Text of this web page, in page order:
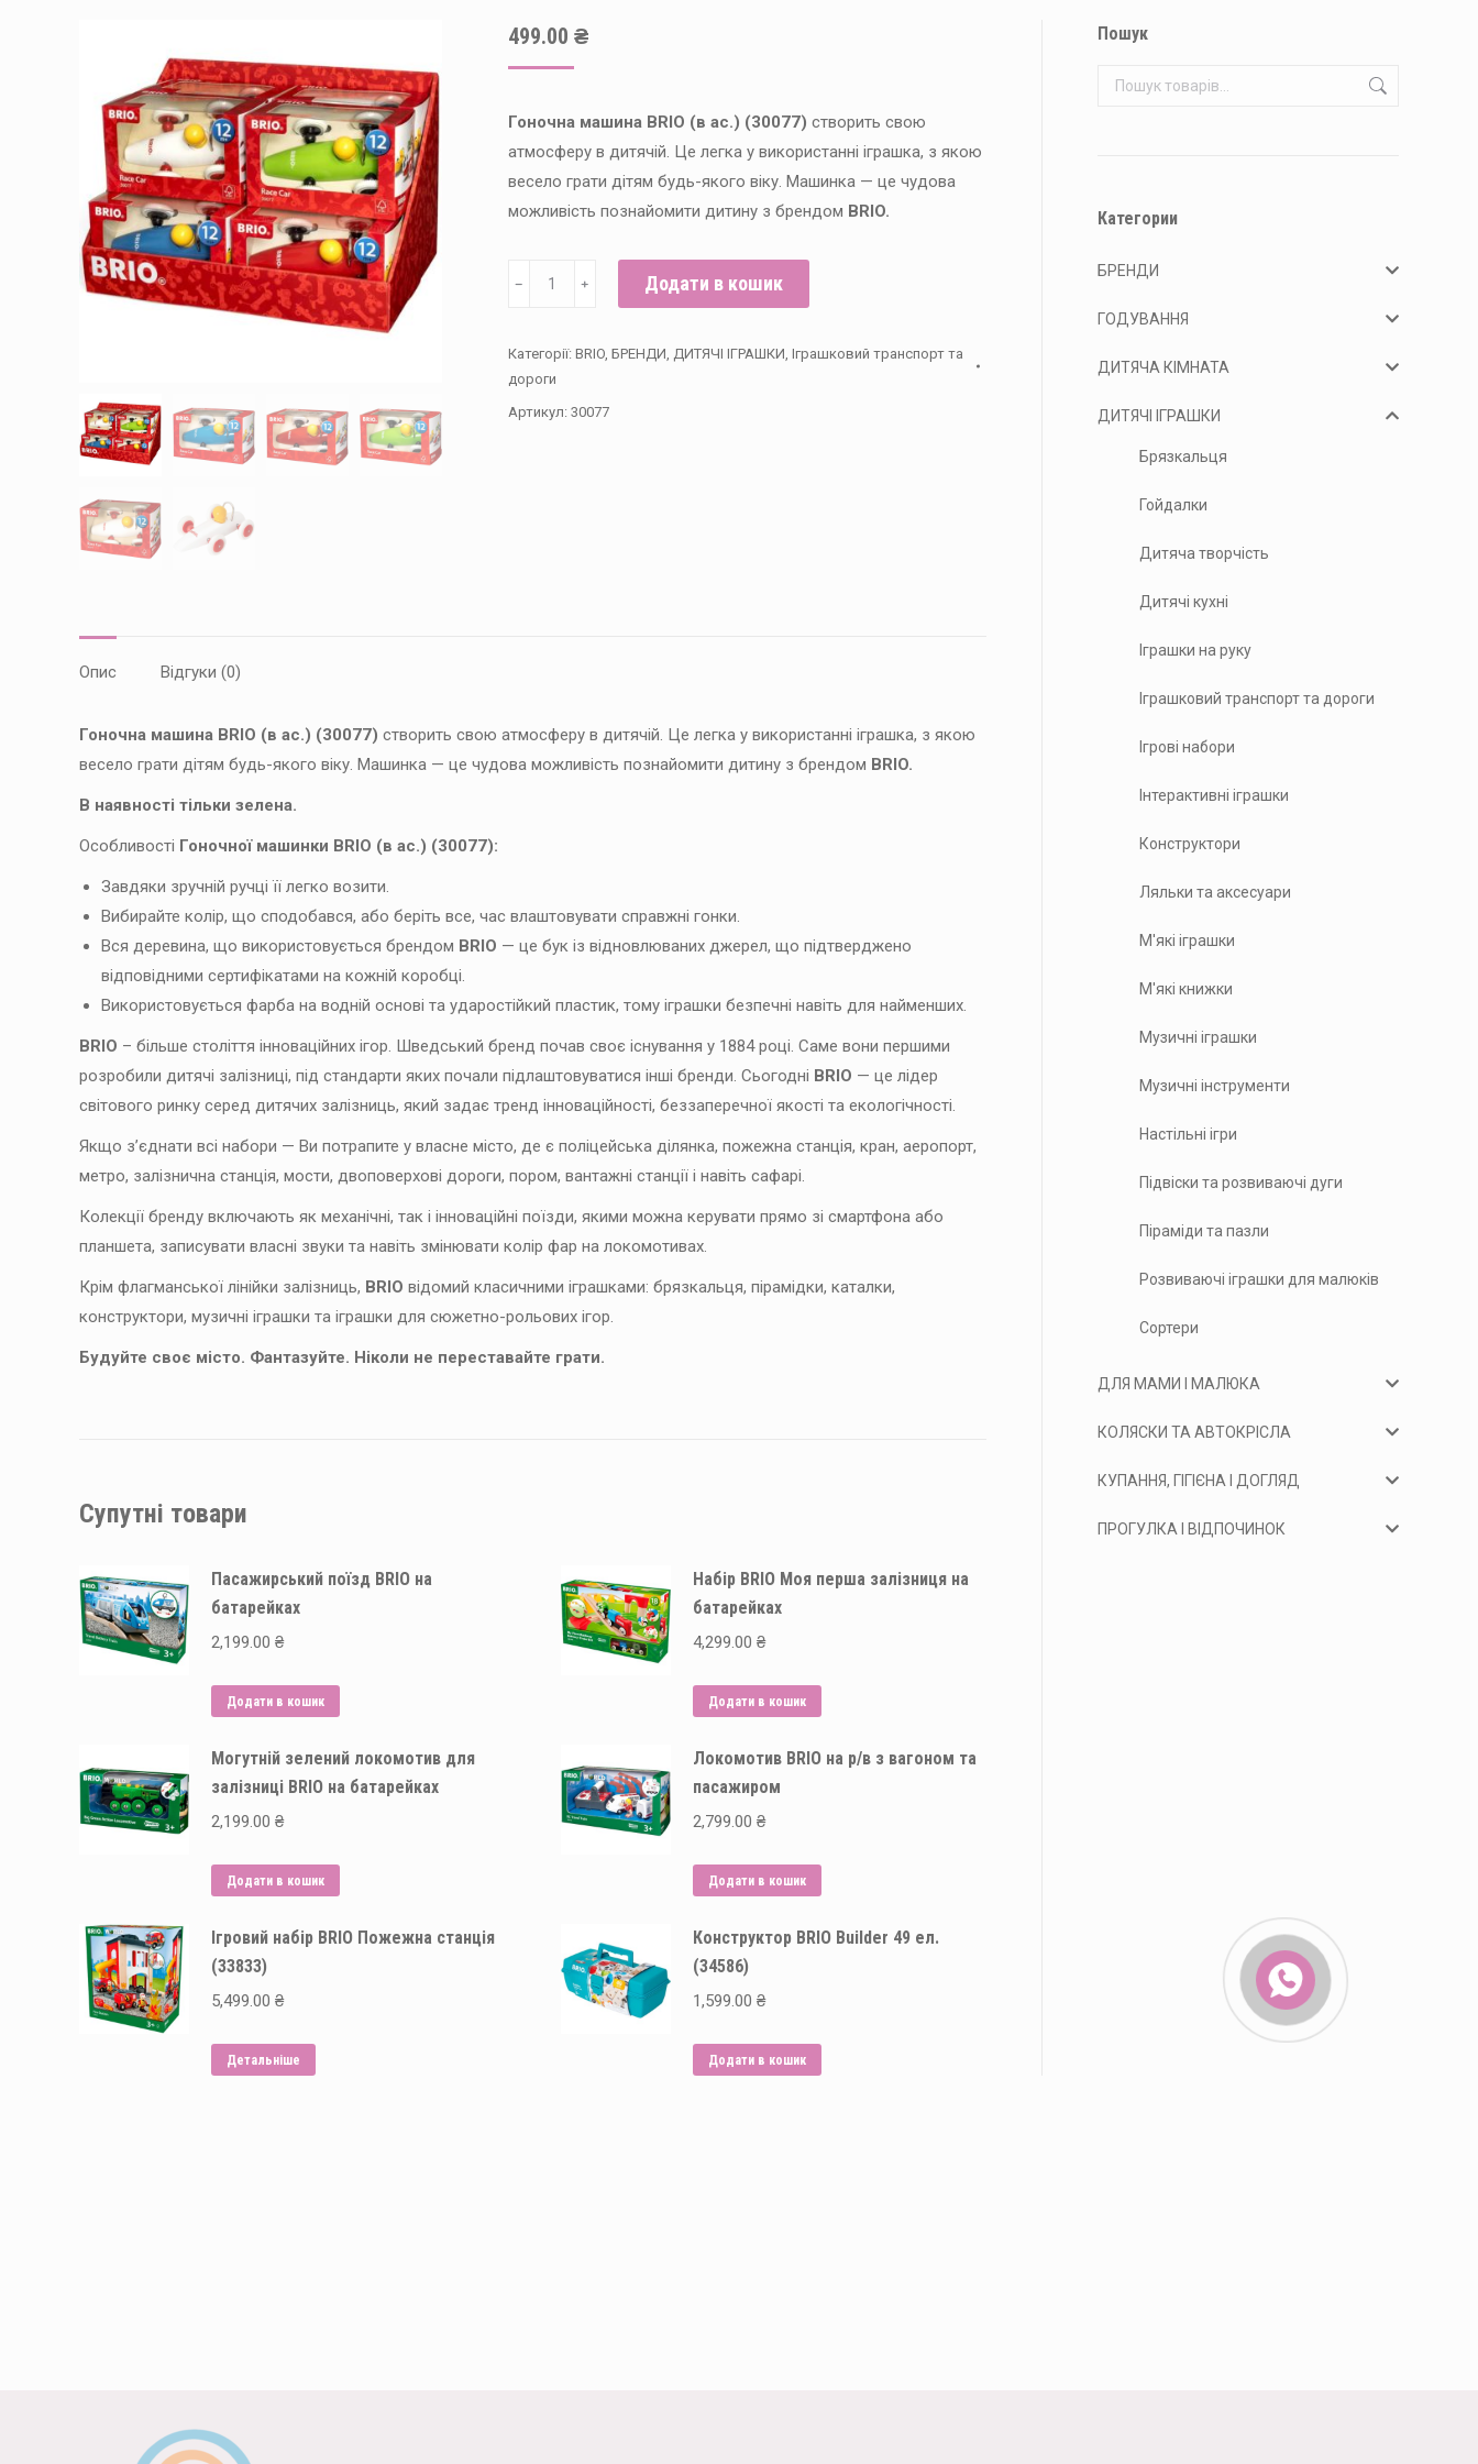
499.00 ₴
Гоночна машина BRIO (в ас.) (30077) створить свою
атмосферу в дитячій. Це легка у використанні іграшка, з якою
весело грати дітям будь-якого віку. Машинка — це чудова
можливість познайомити дитину з брендом BRIO.
Гоночна
(в
ас.)
(30077)
﹣ ﹢ Додати в кошик
Категорії: BRIO, БРЕНДИ, ДИТЯЧІ ІГРАШКИ, Іграшковий транспорт та
дороги
Артикул: 30077
Опис Відгуки (0)
Гоночна машина BRIO (в ас.) (30077) створить свою атмосферу в дитячій. Це легка у використанні іграшка, з якою
весело грати дітям будь-якого віку. Машинка — це чудова можливість познайомити дитину з брендом BRIO.
В наявності тільки зелена.
Особливості Гоночної машинки BRIO (в ас.) (30077):
Завдяки зручній ручці її легко возити.
Вибирайте колір, що сподобався, або беріть все, час влаштовувати справжні гонки.
Вся деревина, що використовується брендом BRIO — це бук із відновлюваних джерел, що підтверджено
відповідними сертифікатами на кожній коробці.
Використовується фарба на водній основі та ударостійкий пластик, тому іграшки безпечні навіть для найменших.
BRIO – більше століття інноваційних ігор. Шведський бренд почав своє існування у 1884 році. Саме вони першими
розробили дитячі залізниці, під стандарти яких почали підлаштовуватися інші бренди. Сьогодні BRIO — це лідер
світового ринку серед дитячих залізниць, який задає тренд інноваційності, беззаперечної якості та екологічності.
Якщо з’єднати всі набори — Ви потрапите у власне місто, де є поліцейська ділянка, пожежна станція, кран, аеропорт,
метро, ​​залізнична станція, мости, двоповерхові дороги, пором, вантажні станції і навіть сафарі.
Колекції бренду включають як механічні, так і інноваційні поїзди, якими можна керувати прямо зі смартфона або
планшета, записувати власні звуки та навіть змінювати колір фар на локомотивах.
Крім флагманської лінійки залізниць, BRIO відомий класичними іграшками: брязкальця, пірамідки, каталки,
конструктори, музичні іграшки та іграшки для сюжетно-рольових ігор.
Будуйте своє місто. Фантазуйте. Ніколи не переставайте грати.
Супутні товари
Пасажирський поїзд BRIO на
батарейках
2,199.00 ₴
Додати в кошик
Набір BRIO Моя перша залізниця на
батарейках
4,299.00 ₴
Додати в кошик
Могутній зелений локомотив для
залізниці BRIO на батарейках
2,199.00 ₴
Додати в кошик
Локомотив BRIO на р/в з вагоном та
пасажиром
2,799.00 ₴
Додати в кошик
Ігровий набір BRIO Пожежна станція
(33833)
5,499.00 ₴
Детальніше
Конструктор BRIO Builder 49 ел.
(34586)
1,599.00 ₴
Додати в кошик
Пошук
Категории
БРЕНДИ
ГОДУВАННЯ
ДИТЯЧА КІМНАТА
ДИТЯЧІ ІГРАШКИ
Брязкальця
Гойдалки
Дитяча творчість
Дитячі кухні
Іграшки на руку
Іграшковий транспорт та дороги
Ігрові набори
Інтерактивні іграшки
Конструктори
Ляльки та аксесуари
М'які іграшки
М'які книжки
Музичні іграшки
Музичні інструменти
Настільні ігри
Підвіски та розвиваючі дуги
Піраміди та пазли
Розвиваючі іграшки для малюків
Сортери
ДЛЯ МАМИ І МАЛЮКА
КОЛЯСКИ ТА АВТОКРІСЛА
КУПАННЯ, ГІГІЄНА І ДОГЛЯД
ПРОГУЛКА І ВІДПОЧИНОК